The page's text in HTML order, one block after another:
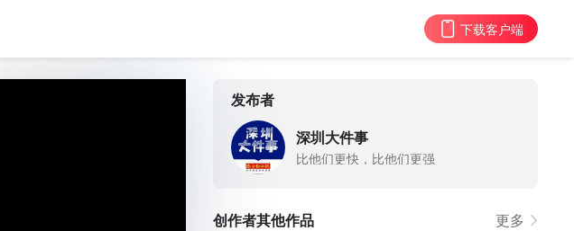
下载客户端
发布者
深圳大件事
比他们更快，比他们更强
创作者其他作品
更多